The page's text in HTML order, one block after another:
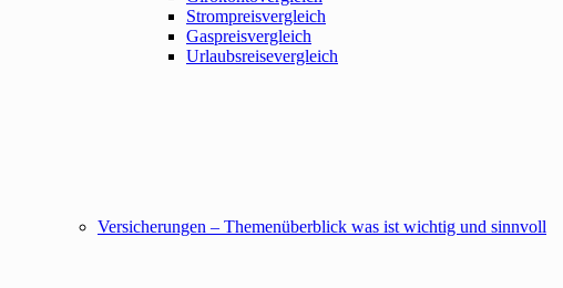
Strompreisvergleich
Gaspreisvergleich
Urlaubsreisevergleich
Versicherungen – Themenüberblick was ist wichtig und sinnvoll